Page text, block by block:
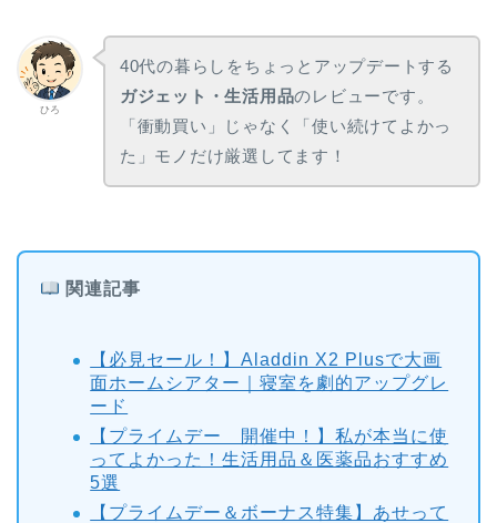
ひろ
40代の暮らしをちょっとアップデートする
ガジェット・生活用品のレビューです。
「衝動買い」じゃなく「使い続けてよかっ
た」モノだけ厳選してます！
関連記事
【必見セール！】Aladdin X2 Plusで大画
面ホームシアター｜寝室を劇的アップグレ
ード
【プライムデー 開催中！】私が本当に使
ってよかった！生活用品＆医薬品おすすめ
5選
【プライムデー＆ボーナス特集】あせって